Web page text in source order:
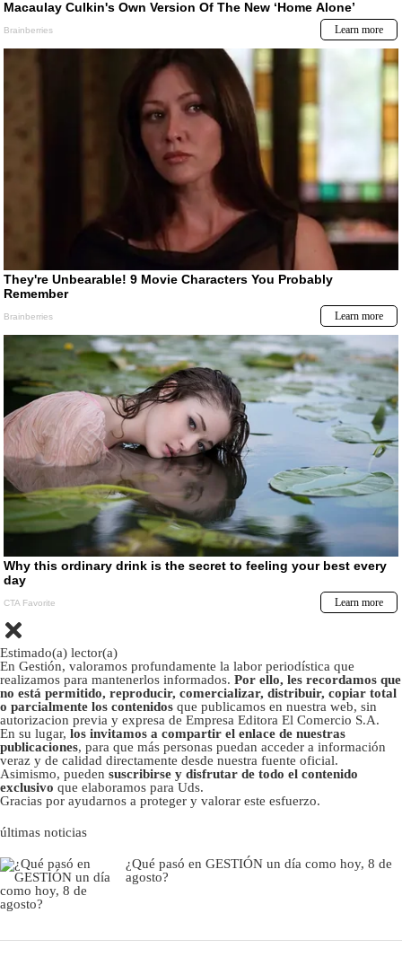
Estimado(a) lector(a)
En Gestión, valoramos profundamente la labor periodística que
realizamos para mantenerlos informados. Por ello, les recordamos que
no está permitido, reproducir, comercializar, distribuir, copiar total
o parcialmente los contenidos que publicamos en nuestra web, sin
autorizacion previa y expresa de Empresa Editora El Comercio S.A.
En su lugar, los invitamos a compartir el enlace de nuestras
publicaciones, para que más personas puedan acceder a información
veraz y de calidad directamente desde nuestra fuente oficial.
Asimismo, pueden suscribirse y disfrutar de todo el contenido
exclusivo que elaboramos para Uds.
Gracias por ayudarnos a proteger y valorar este esfuerzo.
últimas noticias
¿Qué pasó en GESTIÓN un día como hoy, 8 de
agosto?